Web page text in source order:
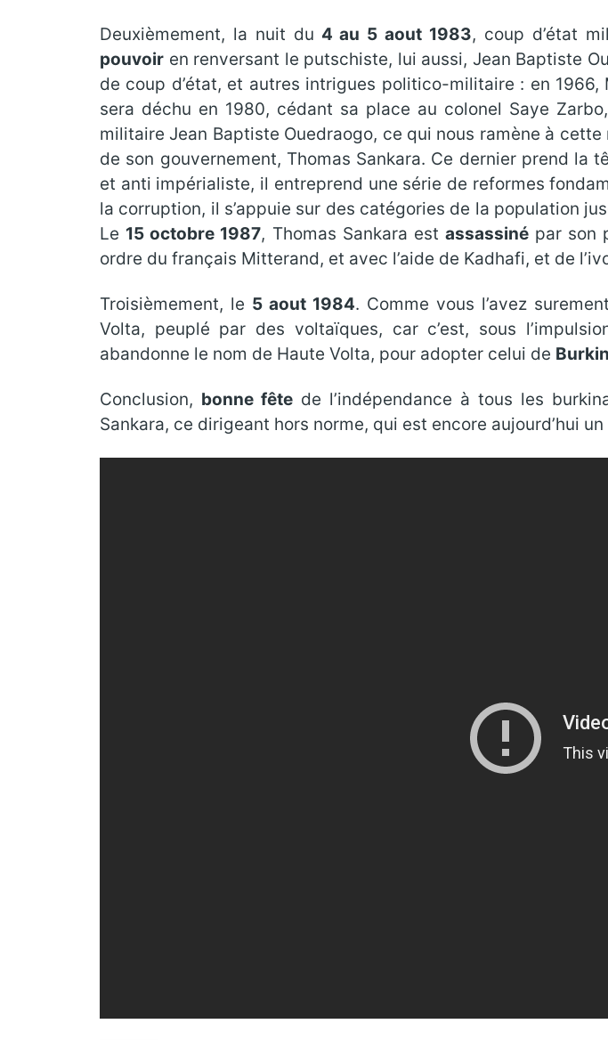
Deuxièmement, la nuit du 4 au 5 aout 1983, coup d’état
pouvoir en renversant le putschiste, lui aussi, Jean Baptiste
de coup d’état, et autres intrigues politico-militaire : en
sera déchu en 1980, cédant sa place au colonel Saye
militaire Jean Baptiste Ouedraogo, ce qui nous ramène à
de son gouvernement, Thomas Sankara. Ce dernier prend la
et anti impérialiste, il entreprend une série de reformes
la corruption, il s’appuie sur des catégories de la population
Le 15 octobre 1987, Thomas Sankara est assassinépar son
ordre du français Mitterand, et avec l’aide de Kadhafi, et de
Troisièmement, le 5 aout 1984. Comme vous l’avez
Volta, peuplé par des voltaïques, car c’est, sous
abandonne le nom de Haute Volta, pour adopter celui de
Conclusion, bonne fête de l’indépendance à tous les
Sankara, ce dirigeant hors norme, qui est encore aujourd’hui